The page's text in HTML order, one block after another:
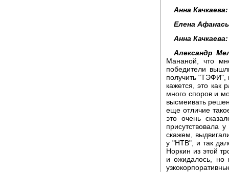
Анна Качкаева:
Елена
Анна Качкаева:
Александр
Мананой, что
победители
получить "ТЭФИ",
кажется, это как
много споров и
высмеивать
еще отличие
это очень
присутствовала
скажем,
у "НТВ", и так
Норкин из этой
и ожидалось, но